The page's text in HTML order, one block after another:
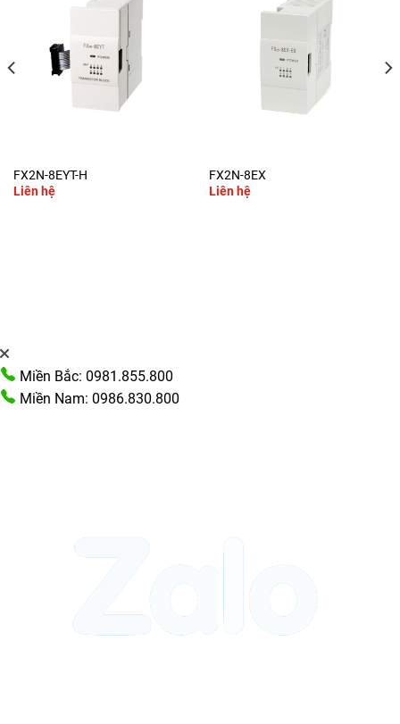
FX2N-8EYT-H
Liên hệ
FX2N-8EX
Liên hệ
Miền Bắc: 0981.855.800
Miền Nam: 0986.830.800